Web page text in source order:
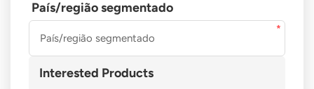
País/região segmentado
Interested Products